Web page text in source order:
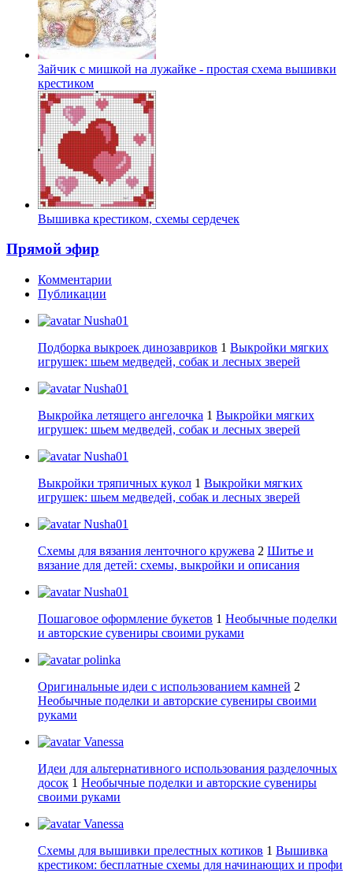
Зайчик с мишкой на лужайке - простая схема вышивки
крестиком
Вышивка крестиком, схемы сердечек
Прямой эфир
Комментарии
Публикации
Nusha01
Подборка выкроек динозавриков 1 Выкройки мягких
игрушек: шьем медведей, собак и лесных зверей
Nusha01
Выкройка летящего ангелочка 1 Выкройки мягких
игрушек: шьем медведей, собак и лесных зверей
Nusha01
Выкройки тряпичных кукол 1 Выкройки мягких
игрушек: шьем медведей, собак и лесных зверей
Nusha01
Схемы для вязания ленточного кружева 2 Шитье и
вязание для детей: схемы, выкройки и описания
Nusha01
Пошаговое оформление букетов 1 Необычные поделки
и авторские сувениры своими руками
polinka
Оригинальные идеи с использованием камней 2
Необычные поделки и авторские сувениры своими
руками
Vanessa
Идеи для альтернативного использования разделочных
досок 1 Необычные поделки и авторские сувениры
своими руками
Vanessa
Схемы для вышивки прелестных котиков 1 Вышивка
крестиком: бесплатные схемы для начинающих и профи